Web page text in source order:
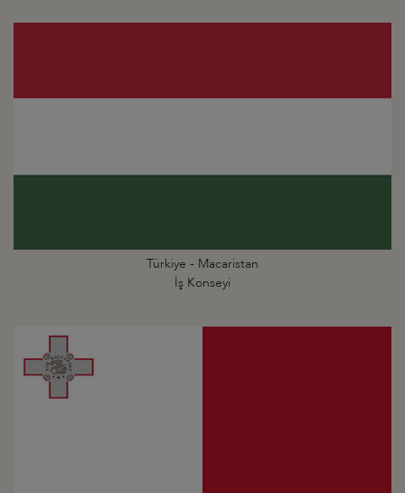
Türkiye - Macaristan
İş Konseyi